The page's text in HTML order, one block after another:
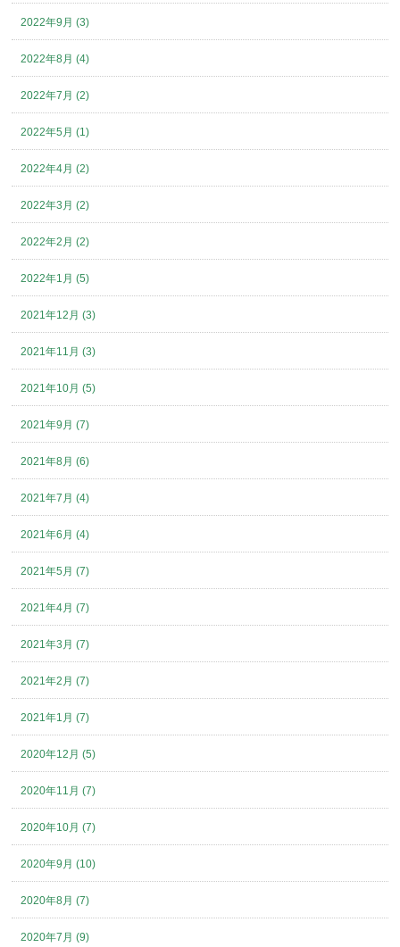
2022年9月 (3)
2022年8月 (4)
2022年7月 (2)
2022年5月 (1)
2022年4月 (2)
2022年3月 (2)
2022年2月 (2)
2022年1月 (5)
2021年12月 (3)
2021年11月 (3)
2021年10月 (5)
2021年9月 (7)
2021年8月 (6)
2021年7月 (4)
2021年6月 (4)
2021年5月 (7)
2021年4月 (7)
2021年3月 (7)
2021年2月 (7)
2021年1月 (7)
2020年12月 (5)
2020年11月 (7)
2020年10月 (7)
2020年9月 (10)
2020年8月 (7)
2020年7月 (9)